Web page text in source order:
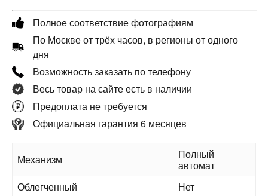
Полное соответствие фотографиям
По Москве от трёх часов, в регионы от одного
дня
Возможность заказать по телефону
Весь товар на сайте есть в наличии
Предоплата не требуется
Официальная гарантия 6 месяцев
Механизм
Полный
автомат
Облегченный
Нет